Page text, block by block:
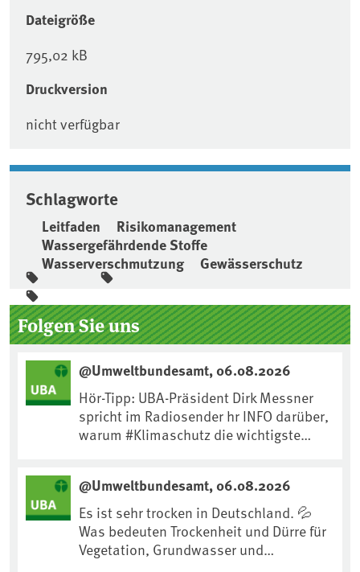
Dateigröße
795,02 kB
Druckversion
nicht verfügbar
Schlagworte
Leitfaden
Risikomanagement
Wassergefährdende Stoffe
Wasserverschmutzung
Gewässerschutz
Seitenleiste
Folgen Sie uns
@Umweltbundesamt, 06.08.2026
Hör-Tipp: UBA-Präsident Dirk Messner
spricht im Radiosender hr INFO darüber,
warum #Klimaschutz die wichtigste
https://www.ardsounds.de/episode/urn
:ard:episode:0e7cf1c4b819c26d/
@Umweltbundesamt, 06.08.2026
Es ist sehr trocken in Deutschland. 💦
Was bedeuten Trockenheit und Dürre für
Vegetation, Grundwasser und